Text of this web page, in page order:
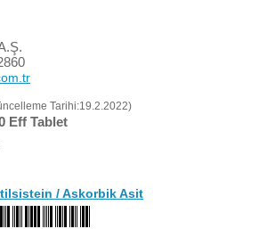
Tarihi:19.2.2022)
Eff Tablet
/ Askorbik Asit